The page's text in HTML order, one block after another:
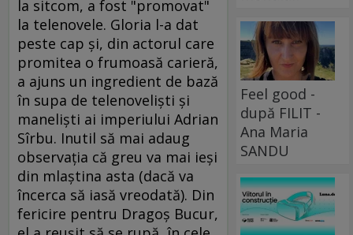
la sitcom, a fost "promovat"
la telenovele. Gloria l-a dat
peste cap şi, din actorul care
promitea o frumoasă carieră,
a ajuns un ingredient de bază
în supa de telenovelişti şi
manelişti ai imperiului Adrian
Sîrbu. Inutil să mai adaug
observaţia că greu va mai ieşi
din mlaştina asta (dacă va
încerca să iasă vreodată). Din
fericire pentru Dragoş Bucur,
Feel good -
după FILIT -
Ana Maria
SANDU